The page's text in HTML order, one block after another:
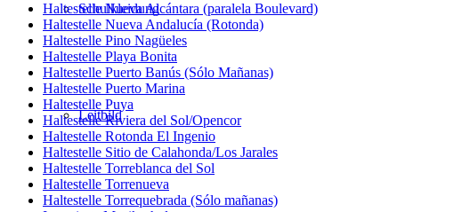
Schulkleidung
Leitbild
Haltestelle Nueva Alcántara (paralela Boulevard)
Haltestelle Nueva Andalucía (Rotonda)
Haltestelle Pino Nagüeles
Haltestelle Playa Bonita
Haltestelle Puerto Banús (Sólo Mañanas)
Haltestelle Puerto Marina
Haltestelle Puya
Haltestelle Riviera del Sol/Opencor
Haltestelle Rotonda El Ingenio
Haltestelle Sitio de Calahonda/Los Jarales
Haltestelle Torreblanca del Sol
Haltestelle Torrenueva
Haltestelle Torrequebrada (Sólo mañanas)